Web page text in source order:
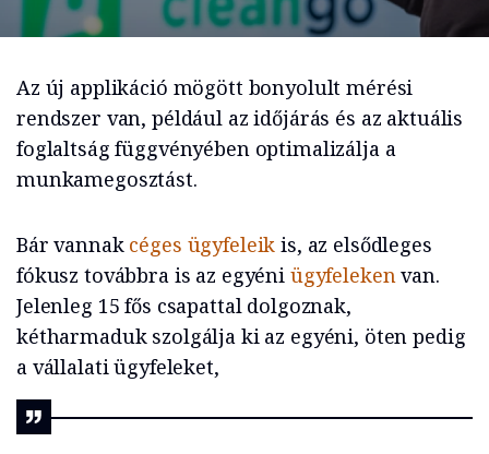
Az új applikáció mögött bonyolult mérési
rendszer van, például az időjárás és az aktuális
foglaltság függvényében optimalizálja a
munkamegosztást.
Bár vannak céges ügyfeleik is, az elsődleges
fókusz továbbra is az egyéni ügyfelekenvan.
Jelenleg 15 fős csapattal dolgoznak,
kétharmaduk szolgálja ki az egyéni, öten pedig
a vállalati ügyfeleket,